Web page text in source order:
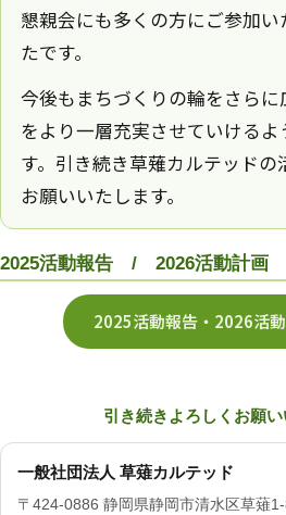
懇親会にも多くの方にご参加
たです。
今後もまちづくりの輪をさら
をより一層充実させていける
す。引き続き草薙カルテッドの
お願いいたします。
2025活動報告 / 2026活動計画
2025活動報告・2026活
引き続きよろしくお願
一般社団法人 草薙カルテッド
〒424-0886 静岡県静岡市清水区草薙